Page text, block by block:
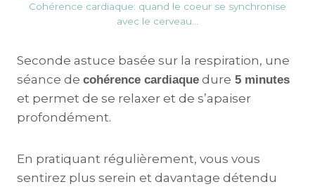
Cohérence cardiaque: quand le coeur se synchronise
avec le cerveau…
Seconde astuce basée sur la respiration, une
séance de cohérence cardiaque dure 5 minutes
et permet de se relaxer et de s’apaiser
profondément.
En pratiquant régulièrement, vous vous
sentirez plus serein et davantage détendu